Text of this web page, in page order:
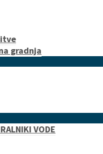
gradnja
VODE